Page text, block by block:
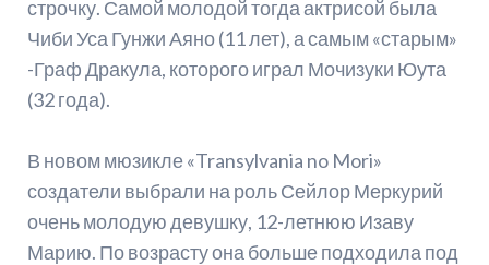
строчку. Самой молодой тогда актрисой была
Чиби Уса Гунжи Аяно (11 лет), а самым «старым»
-Граф Дракула, которого играл Мочизуки Юута
(32 года).
В новом мюзикле «Transylvania no Mori»
создатели выбрали на роль Сейлор Меркурий
очень молодую девушку, 12-летнюю Изаву
Марию. По возрасту она больше подходила под